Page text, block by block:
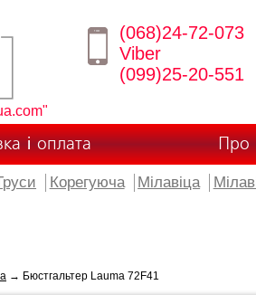
(068)24-72-073
Viber
(099)25-20-551
і оплата Про
Корегуюча Мілавіца
→ Бюстгальтер Lauma 72F41